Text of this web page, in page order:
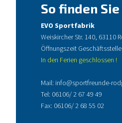
So finden
EVO Sportfabrik
Weiskircher Str. 140, 63110
Öffnungszeit
In den Ferien geschlossen !
Mail: info@sportfreunde-
Tel: 06106/ 2 67 49 49
Fax: 06106/ 2 68 55 02